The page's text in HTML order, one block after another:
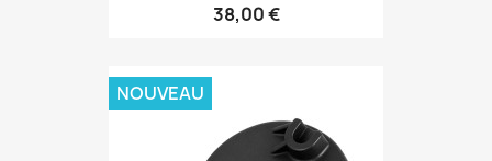
38,00 €
NOUVEAU